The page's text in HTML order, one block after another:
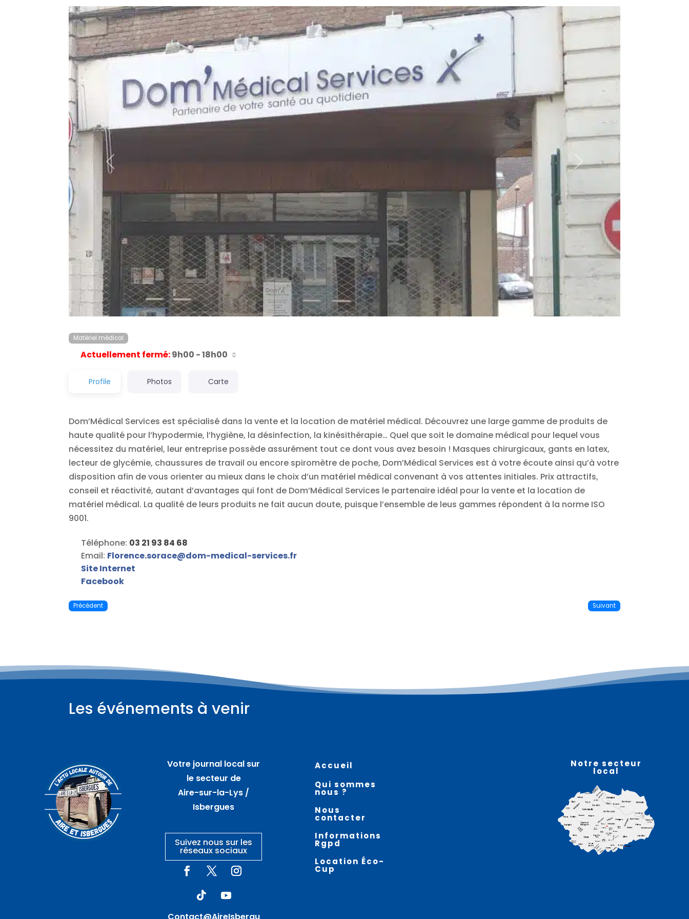
Précédent Suivant
Matériel médical
Actuellement fermé:9h00 - 18h00
Profile Photos Carte
Dom’Médical Services est spécialisé dans la vente et la location de matériel médical. Découvrez une large gamme de produits de
haute qualité pour l’hypodermie, l’hygiène, la désinfection, la kinésithérapie… Quel que soit le domaine médical pour lequel vous
nécessitez du matériel, leur entreprise possède assurément tout ce dont vous avez besoin ! Masques chirurgicaux, gants en latex,
lecteur de glycémie, chaussures de travail ou encore spiromètre de poche, Dom’Médical Services est à votre écoute ainsi qu’à votre
disposition afin de vous orienter au mieux dans le choix d’un matériel médical convenant à vos attentes initiales. Prix attractifs,
conseil et réactivité, autant d’avantages qui font de Dom’Médical Services le partenaire idéal pour la vente et la location de
matériel médical. La qualité de leurs produits ne fait aucun doute, puisque l’ensemble de leus gammes répondent à la norme ISO
9001.
Téléphone: 03 21 93 84 68
Email: Florence.sorace@dom-medical-services.fr
Site Internet
Facebook
Précédent Suivant
Les événements à venir
Marché artisanal
nocturne – GUARBECQUE
août
Atelier nœuds de
marinier – AIRE SUR LA LYS
randonnée –
Votre journal local sur
le secteur de
Aire-sur-la-Lys /
Isbergues
Suivez nous sur les
réseaux sociaux
Accueil
Qui sommes
nous ?
Nous
contacter
Informations
Rgpd
Location Éco-
Cup
Notre secteur
local